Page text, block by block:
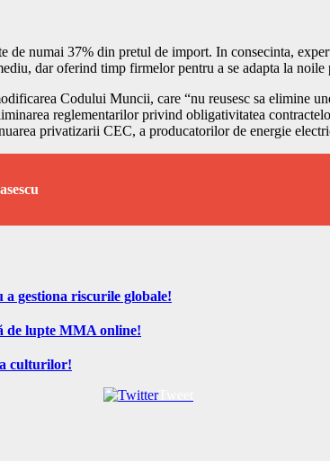
numai 37% din pretul de import. In consecinta,
dar oferind timp firmelor pentru a se adapta la noile
Codului Muncii, care “nu reusesc sa elimine
reglementarilor privind obligativitatea
privatizarii CEC, a producatorilor de energie
gestiona riscurile globale!
de lupte MMA online!
culturilor!
Tweet